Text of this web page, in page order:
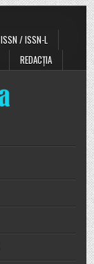
ISSN / ISSN-L
REDACȚIA